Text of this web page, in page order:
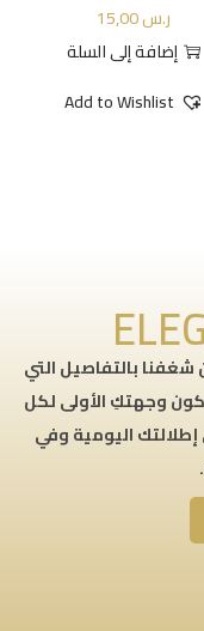
ر.س
إضافة إلى السلة
Add to Wishlist
بالتفاصيل التي
وجهتكِ الأولى لكل
اليومية وفي